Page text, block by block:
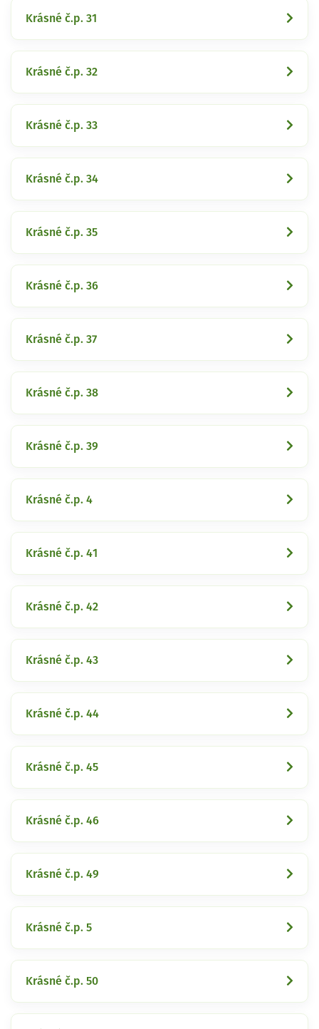
Krásné č.p. 31
Krásné č.p. 32
Krásné č.p. 33
Krásné č.p. 34
Krásné č.p. 35
Krásné č.p. 36
Krásné č.p. 37
Krásné č.p. 38
Krásné č.p. 39
Krásné č.p. 4
Krásné č.p. 41
Krásné č.p. 42
Krásné č.p. 43
Krásné č.p. 44
Krásné č.p. 45
Krásné č.p. 46
Krásné č.p. 49
Krásné č.p. 5
Krásné č.p. 50